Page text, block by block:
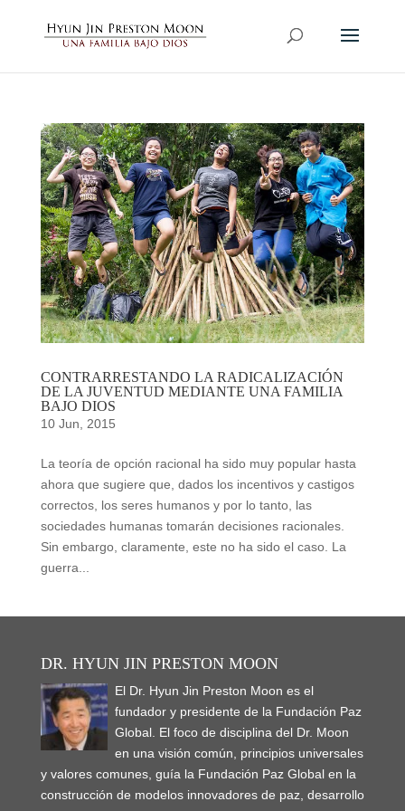
CONTRARRESTANDO LA RADICALIZACIÓN
DE LA JUVENTUD MEDIANTE UNA FAMILIA
BAJO DIOS
10 Jun, 2015
La teoría de opción racional ha sido muy popular hasta
ahora que sugiere que, dados los incentivos y castigos
correctos, los seres humanos y por lo tanto, las
sociedades humanas tomarán decisiones racionales.
Sin embargo, claramente, este no ha sido el caso. La
guerra...
DR. HYUN JIN PRESTON MOON
El Dr. Hyun Jin Preston Moon es el
fundador y presidente de la Fundación Paz
Global. El foco de disciplina del Dr. Moon
en una visión común, principios universales
y valores comunes, guía la Fundación Paz Global en la
construcción de modelos innovadores de paz, desarrollo